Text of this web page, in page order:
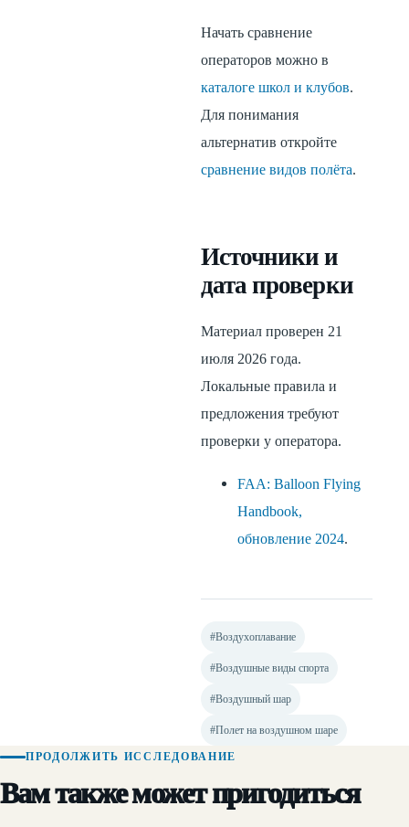
Начать сравнение
операторов можно в
каталоге школ и клубов.
Для понимания
альтернатив откройте
сравнение видов полёта.
Источники и
дата проверки
Материал проверен 21
июля 2026 года.
Локальные правила и
предложения требуют
проверки у оператора.
FAA: Balloon Flying
Handbook,
обновление 2024.
#Воздухоплавание
#Воздушные виды спорта
#Воздушный шар
#Полет на воздушном шаре
ПРОДОЛЖИТЬ ИССЛЕДОВАНИЕ
Вам также может пригодиться